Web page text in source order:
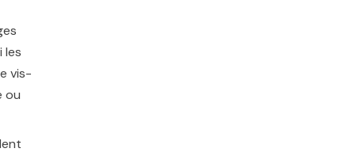
les
vis-
ou